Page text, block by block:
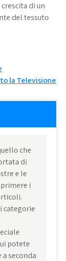
di un
del tessuto
la Televisione
che
di
e le
i
categorie
potete
seconda